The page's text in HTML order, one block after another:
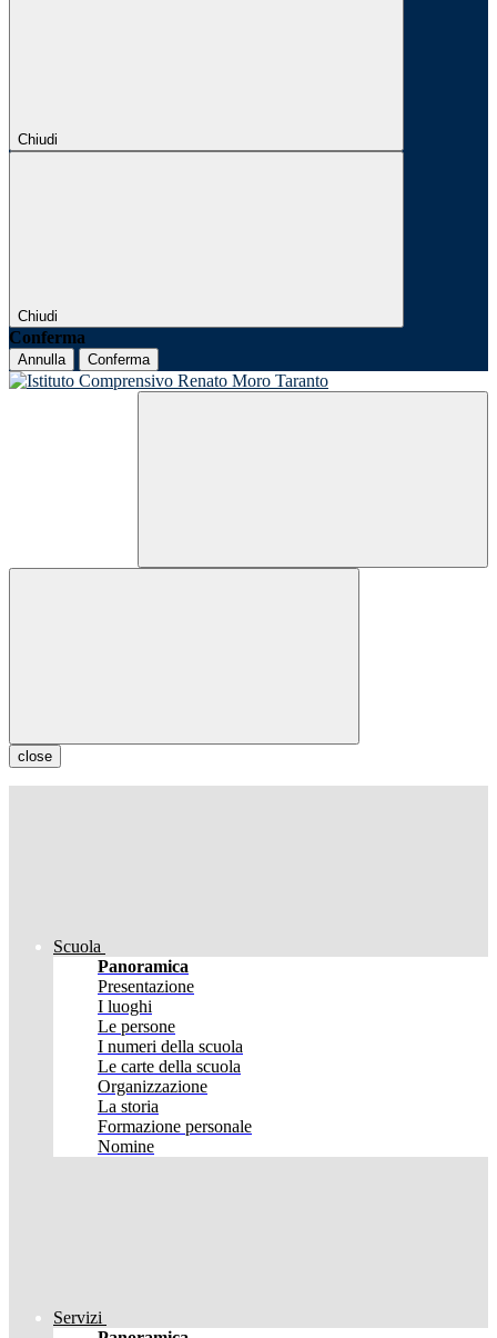
Chiudi
Chiudi
Conferma
Annulla Conferma
close
Scuola
Panoramica
Presentazione
I luoghi
Le persone
I numeri della scuola
Le carte della scuola
Organizzazione
La storia
Formazione personale
Nomine
Servizi